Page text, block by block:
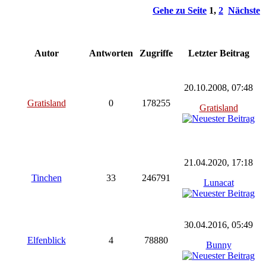
Gehe zu Seite 1, 2 Nächste
Autor Antworten Zugriffe Letzter Beitrag
Gratisland 0 178255
20.10.2008, 07:48
Gratisland
Tinchen 33 246791
21.04.2020, 17:18
Lunacat
Elfenblick 4 78880
30.04.2016, 05:49
Bunny